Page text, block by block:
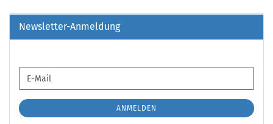
Newsletter-Anmeldung
ZUR
ANMELDUNG
E-
Mail
ANMELDEN